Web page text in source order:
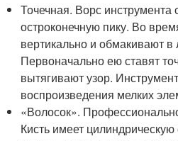
Точечная. Ворс инструмента
остроконечную пику. Во
вертикально и обмакивают в
Первоначально ею ставят
вытягивают узор.
воспроизведения мелких
«Волосок».
Кисть имеет